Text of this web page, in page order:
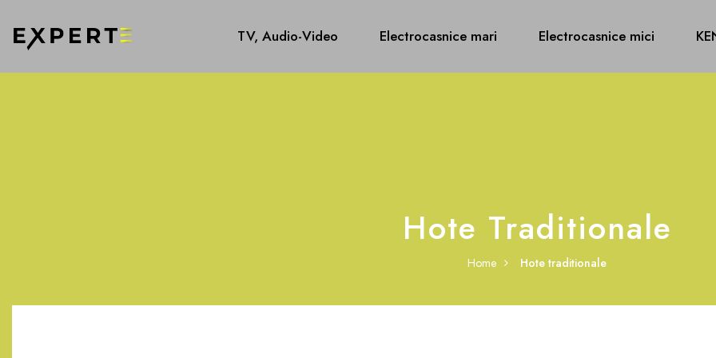
TV, Audio-Video Electrocasnice mari Electrocasnice mici
Hote Traditionale
Home Hote traditionale